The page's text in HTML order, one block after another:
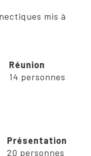
mis à
Réunion
14 personnes
Présentation
20 personnes